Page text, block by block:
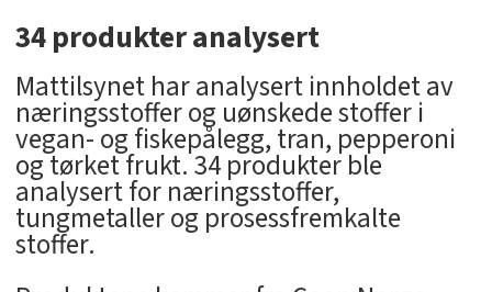
34 produkter analysert
Mattilsynet har analysert innholdet av
næringsstoffer og uønskede stoffer i
vegan- og fiskepålegg, tran, pepperoni
og tørket frukt. 34 produkter ble
analysert for næringsstoffer,
tungmetaller og prosessfremkalte
stoffer.